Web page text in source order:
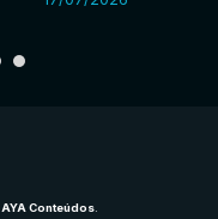
AYA Conteúdos